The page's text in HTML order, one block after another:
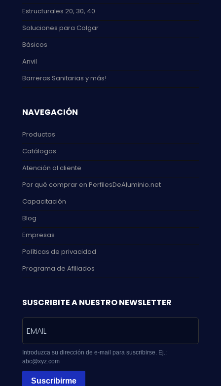
Estructurales 20, 30, 40
Soluciones para Colgar
Básicos
Anvil
Barreras Sanitarias y más!
NAVEGACIÓN
Productos
Catálogos
Atención al cliente
Por qué comprar en PerfilesDeAluminio.net
Capacitación
Blog
Empresas
Políticas de privacidad
Programa de Afiliados
SUSCRIBITE A NUESTRO NEWSLETTER
Introduzca su dirección de e-mail para suscribirse. Ej.:
abc@xyz.com
Suscribirme